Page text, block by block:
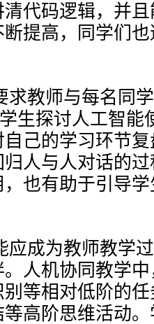
代码逻辑，并
提高，同学们
求教师与每名同
生探讨人工智能
己的学习环节
人与人对话的
也有助于引导
应成为教师教学
人机协同教学
等相对低阶的
高阶思维活动